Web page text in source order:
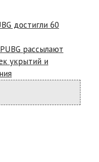
достигли 60
рассылают
укрытий и